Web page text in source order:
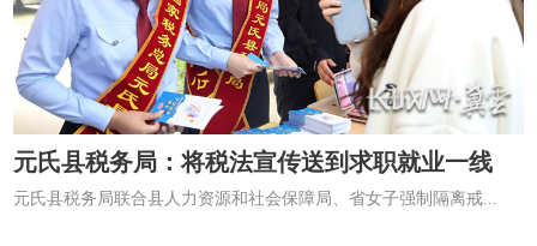
元氏县税务局：将税法宣传送到求职就业一线
元氏县税务局联合县人力资源和社会保障局、省女子强制隔离戒...